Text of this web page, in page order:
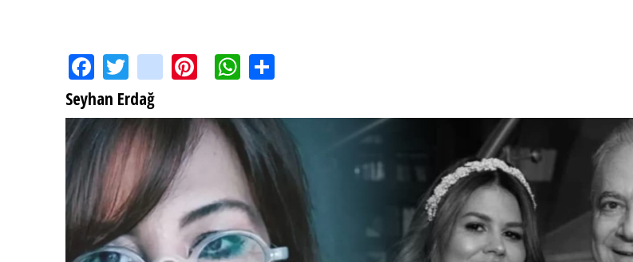
Facebook
Twitterinstagram
PinterestWhatsApp
Share
Seyhan Erdağ